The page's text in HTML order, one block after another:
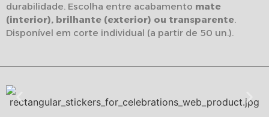
durabilidade. Escolha entre acabamento mate
(interior), brilhante (exterior) ou transparente.
Disponível em corte individual (a partir de 50 un.).